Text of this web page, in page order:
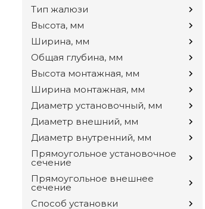
Тип жалюзи
Высота, мм
Ширина, мм
Общая глубина, мм
Высота монтажная, мм
Ширина монтажная, мм
Диаметр установочный, мм
Диаметр внешний, мм
Диаметр внутренний, мм
Прямоугольное установочное
сечение
Прямоугольное внешнее
сечение
Способ установки